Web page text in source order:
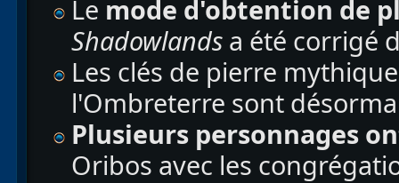
Le mode d'obtention de
Shadowlands a été corrigé
Les clés de pierre
l'Ombreterre sont
Plusieurs personnages
Oribos avec les